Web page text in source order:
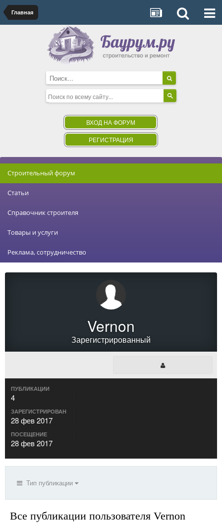
Главная
ВХОД НА ФОРУМ
РЕГИСТРАЦИЯ
Строительный форум
Статьи
Справочник строителя
Товары и услуги
Реклама, сотрудничество
Vernon
Зарегистрированный
ПУБЛИКАЦИИ
4
ЗАРЕГИСТРИРОВАН
28 фев 2017
ПОСЕЩЕНИЕ
28 фев 2017
Тип публикации
Все публикации пользователя Vernon